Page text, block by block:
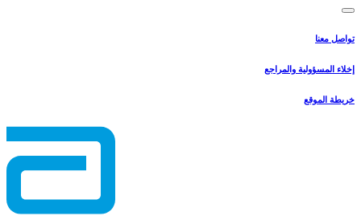
تواصل معنا
إخلاء المسؤولية والمراجع
خريطة الموقع